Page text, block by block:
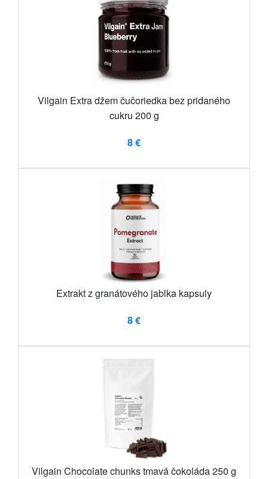
Vilgain Extra džem čučoriedka bez pridaného
cukru 200 g
8 €
Extrakt z granátového jablka kapsuly
8 €
Vilgain Chocolate chunks tmavá čokoláda 250 g